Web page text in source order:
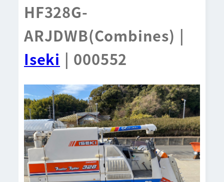
HF328G-
ARJDWB(Combines) |
Iseki | 000552